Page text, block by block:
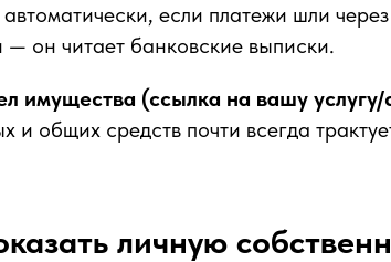
если платежи шли
— он читает банковские выписки.
имущества (ссылка на вашу
и общих средств почти всегда
личную